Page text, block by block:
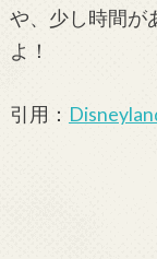
や、少し時間が
よ！
引用：